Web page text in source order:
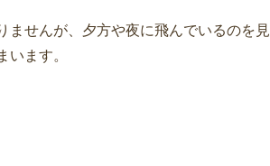
ませんが、夕方や夜に飛んでいるのを見
ます。